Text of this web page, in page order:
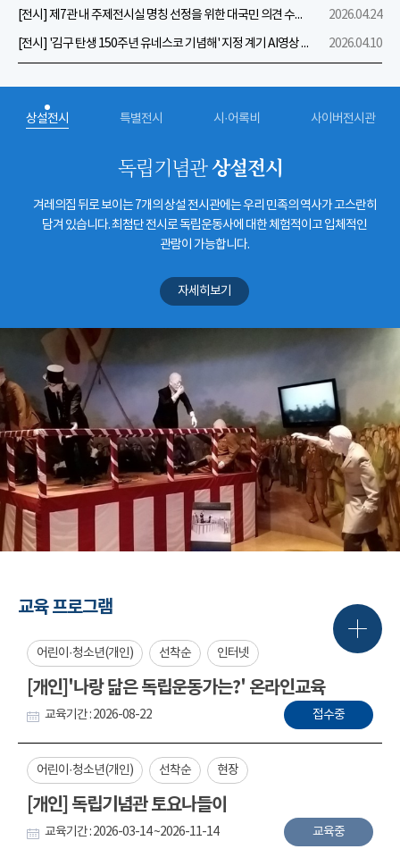
[전시] 제7관 내 주제전시실 명칭 선정을 위한 대국민 의견 수렴 실시
2026.04.24
[전시] '김구 탄생 150주년 유네스코 기념해' 지정 계기 AI영상 국민공모 개최 안내
2026.04.10
상설전시 특별전시 시·어록비 사이버전시관
독립기념관상설전시
겨레의집 뒤로 보이는 7개의 상설 전시관에는 우리 민족의 역사가 고스란히
담겨 있습니다. 최첨단 전시로 독립운동사에 대한 체험적이고 입체적인
관람이 가능합니다.
자세히보기
교육 프로그램
어린이·청소년(개인) 선착순 인터넷
[개인]'나랑 닮은 독립운동가는?' 온라인교육
교육기간 : 2026-08-22 접수중
어린이·청소년(개인) 선착순 현장
[개인] 독립기념관 토요나들이
교육기간 : 2026-03-14 ~2026-11-14 교육중